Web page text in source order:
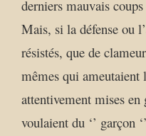
derniers mauvais
Mais, si la défense ou
résistés, que de
mêmes qui ameutaient
attentivement mises en
voulaient du ‘’ garçon